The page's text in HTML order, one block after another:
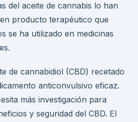
del aceite de cannabis lo han
producto terapéutico que
se ha utilizado en medicinas
de cannabidiol (CBD) recetado
anticonvulsivo eficaz.
más investigación para
y seguridad del CBD. El